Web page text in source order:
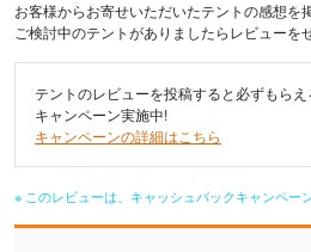
お客様からお寄せいただいたテントの感想を
ご検討中のテントがありましたらレビューを
テントのレビューを投稿すると必ずもら
キャンペーン実施中!
キャンペーンの詳細はこちら
※ このレビューは、キャッシュバックキャンペー